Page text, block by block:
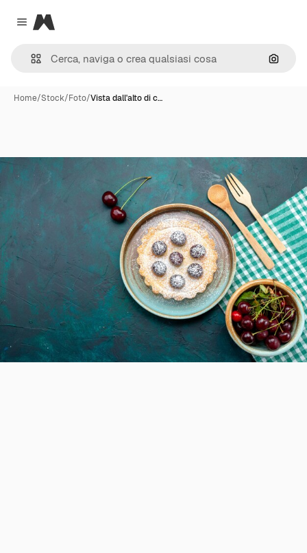
Close menu
Magnific
Cerca
Home/Stock/Foto/Vista dall'alto di c…